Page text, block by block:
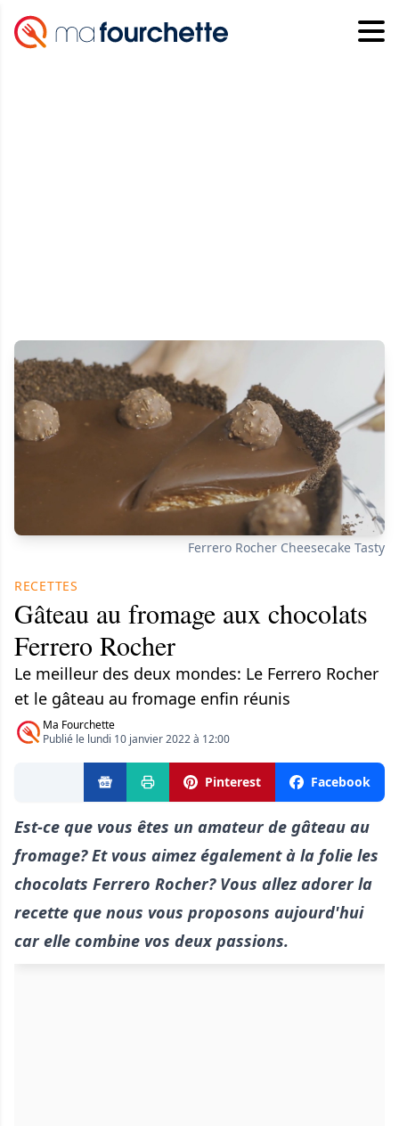
Ferrero Rocher Cheesecake Tasty
RECETTES
Gâteau au fromage aux chocolats
Ferrero Rocher
Le meilleur des deux mondes: Le Ferrero Rocher
et le gâteau au fromage enfin réunis
Ma Fourchette
Publié le lundi 10 janvier 2022 à 12:00
Pinterest Facebook
Est-ce que vous êtes un amateur de gâteau au
fromage? Et vous aimez également à la folie les
chocolats Ferrero Rocher? Vous allez adorer la
recette que nous vous proposons aujourd'hui
car elle combine vos deux passions.